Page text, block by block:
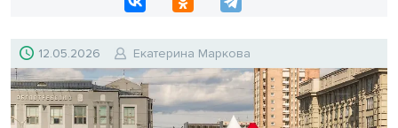
12.05.2026 Екатерина Маркова